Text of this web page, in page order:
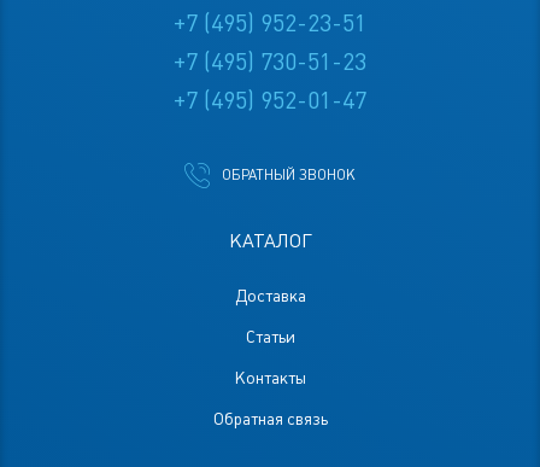
КАТАЛОГ
Доставка
Статьи
Контакты
Обратная связь
+7 (495) 952-23-51
+7 (495) 730-51-23
+7 (495) 952-01-47
ОБРАТНЫЙ ЗВОНОК